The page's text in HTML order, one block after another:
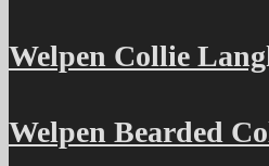
Welpen Collie
Welpen Bearded